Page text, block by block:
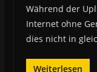
Während der
Internet ohne
dies nicht in
Weiterlesen